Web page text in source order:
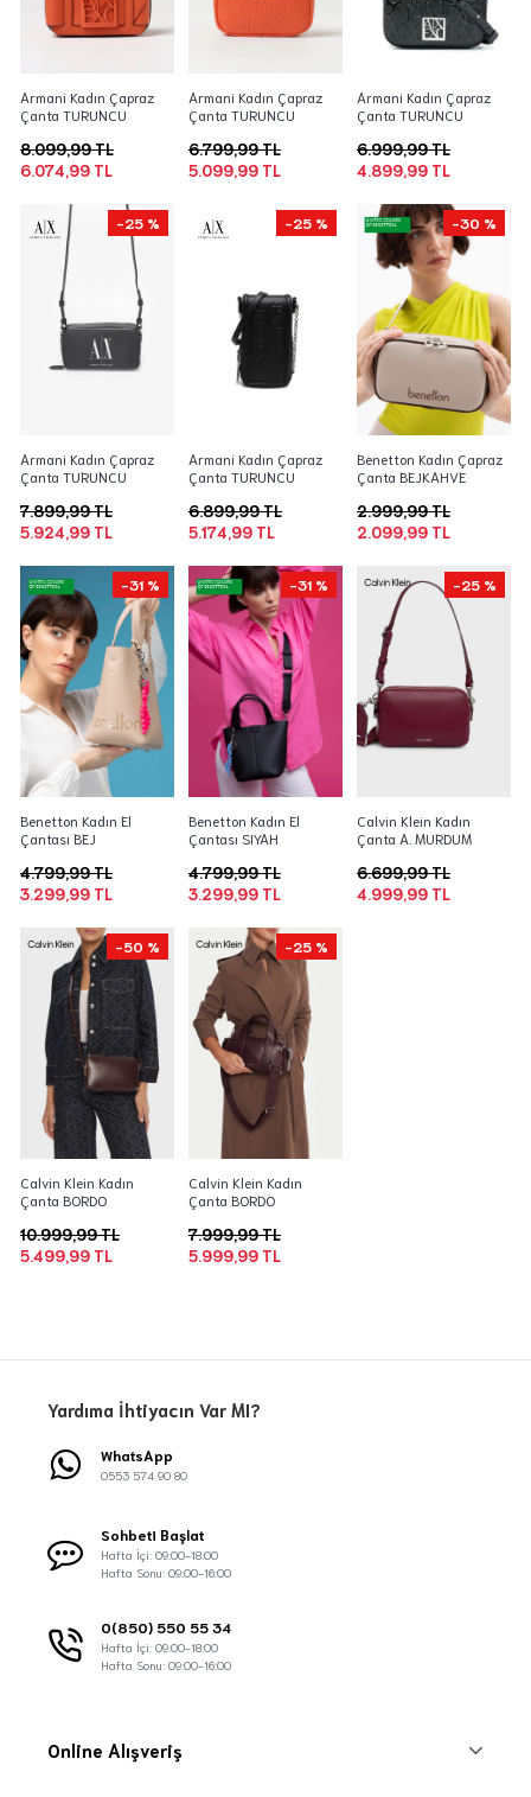
Armani Kadın Çapraz
Çanta TURUNCU
6.074,99 TL
8.099,99 TL
Armani Kadın Çapraz
Çanta TURUNCU
5.099,99 TL
6.799,99 TL
Armani Kadın Çapraz
Çanta TURUNCU
4.899,99 TL
6.999,99 TL
-25 %
Armani Kadın Çapraz
Çanta TURUNCU
5.924,99 TL
7.899,99 TL
-25 %
Armani Kadın Çapraz
Çanta TURUNCU
5.174,99 TL
6.899,99 TL
-30 %
Benetton Kadın Çapraz
Çanta BEJKAHVE
2.099,99 TL
2.999,99 TL
-31 %
Benetton Kadın El
Çantası BEJ
3.299,99 TL
4.799,99 TL
-31 %
Benetton Kadın El
Çantası SIYAH
3.299,99 TL
4.799,99 TL
-25 %
Calvin Klein Kadın
Çanta A. MURDUM
4.999,99 TL
6.699,99 TL
-50 %
Calvin Klein Kadın
Çanta BORDO
5.499,99 TL
10.999,99 TL
-25 %
Calvin Klein Kadın
Çanta BORDO
5.999,99 TL
7.999,99 TL
Yardıma İhtiyacın Var MI?
WhatsApp
0553 574 90 80
Sohbeti Başlat
Hafta İçi: 09:00-18:00
Hafta Sonu: 09:00-16:00
0(850) 550 55 34
Hafta İçi: 09:00-18:00
Hafta Sonu: 09:00-16:00
Online Alışveriş